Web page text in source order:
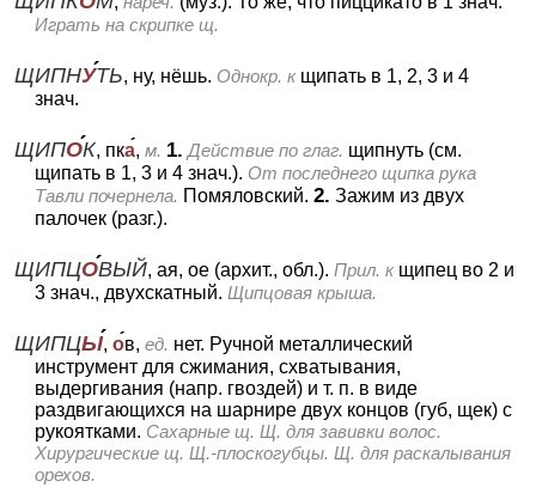
Играть на скрипке щ.
ЩИПНУТЬ, ну, нёшь. Однокр. к щипать в 1, 2, 3 и 4
знач.
ЩИПОК, пка, м. 1. Действие по глаг. щипнуть (см.
щипать в 1, 3 и 4 знач.). От последнего щипка рука
Тавли почернела. Помяловский. 2. Зажим из двух
палочек (разг.).
ЩИПЦОВЫЙ, ая, ое (архит., обл.). Прил. к щипец во 2 и
3 знач., двухскатный. Щипцовая крыша.
ЩИПЦЫ, ов, ед. нет. Ручной металлический
инструмент для сжимания, схватывания,
выдергивания (напр. гвоздей) и т. п. в виде
раздвигающихся на шарнире двух концов (губ, щек) с
рукоятками. Сахарные щ. Щ. для завивки волос.
Хирургические щ. Щ.-плоскогубцы. Щ. для раскалывания
орехов.